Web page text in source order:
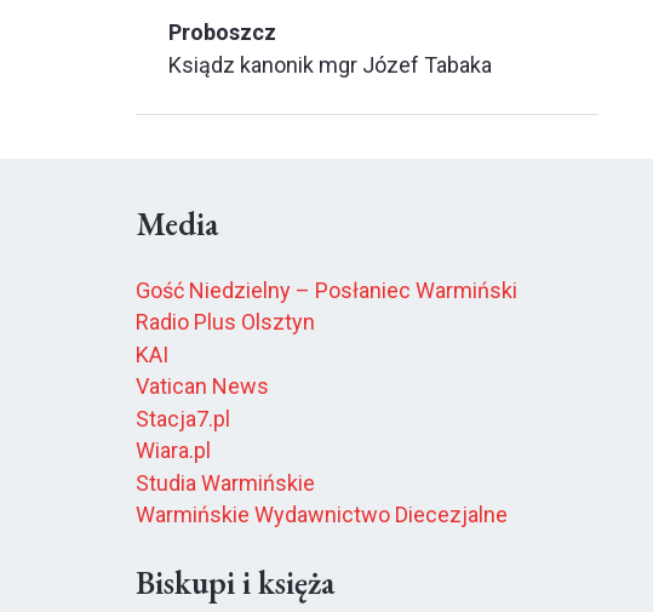
Proboszcz
Ksiądz kanonik mgr Józef Tabaka
Media
Gość Niedzielny – Posłaniec Warmiński
Radio Plus Olsztyn
KAI
Vatican News
Stacja7.pl
Wiara.pl
Studia Warmińskie
Warmińskie Wydawnictwo Diecezjalne
Biskupi i księża